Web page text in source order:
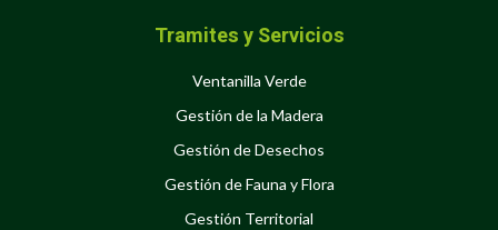
Tramites y Servicios
Ventanilla Verde
Gestión de la Madera
Gestión de Desechos
Gestión de Fauna y Flora
Gestión Territorial